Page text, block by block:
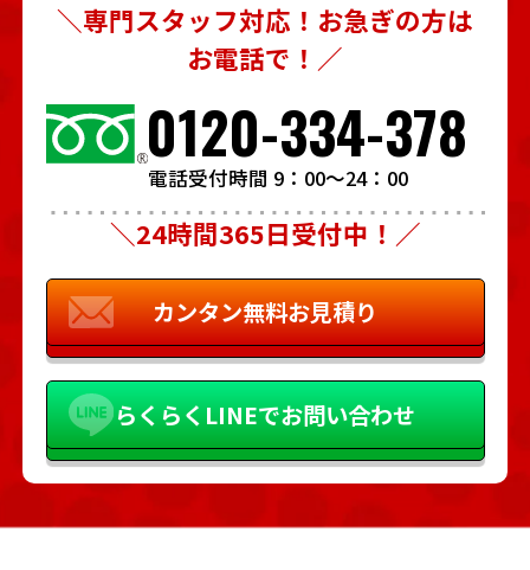
＼専門スタッフ対応！お急ぎの方は
お電話で！／
0120-334-378
電話受付時間 9：00～24：00
＼24時間365日受付中！／
カンタン無料お見積り
らくらくLINEでお問い合わせ